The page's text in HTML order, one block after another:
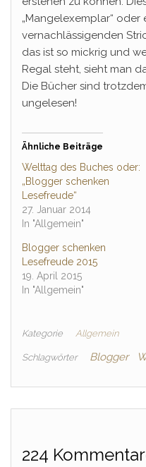
„Mangelexemplar“
vernachlässigenden
das ist so mickrig und
Regal steht, sieht man
Die Bücher sind
ungelesen!
Ähnliche Beiträge
Welttag des Buches oder:
„Blogger schenken
Lesefreude“
27. Januar 2014
In "Allgemein"
Blogger schenken
Lesefreude 2015
19. April 2015
In "Allgemein"
Kategorie Allgemein
Schlagwörter Blogger
224